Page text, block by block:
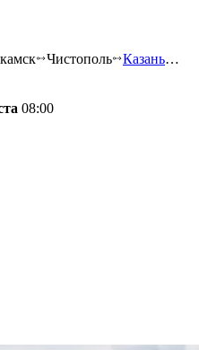
Чистополь Казань…
08:00